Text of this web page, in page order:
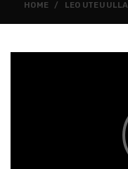
HOME LEO UTEU